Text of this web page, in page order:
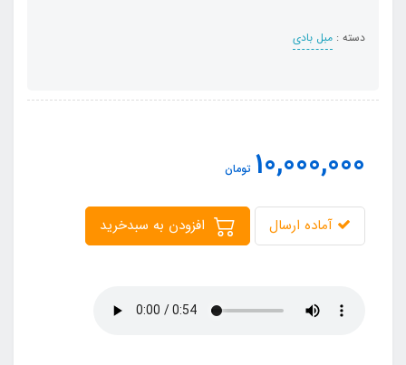
دسته : مبل بادی
10,000,000 تومان
آماده ارسال